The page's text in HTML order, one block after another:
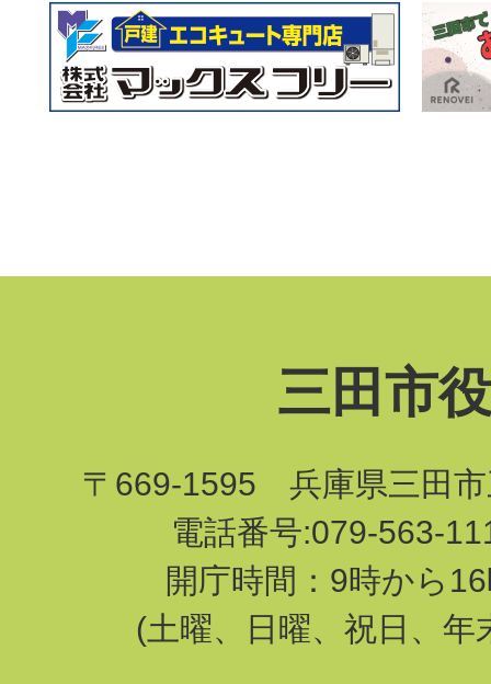
三田市
〒669-1595 兵庫県三田市
電話番号:079-563-
開庁時間：9時から
(土曜、日曜、祝日、年